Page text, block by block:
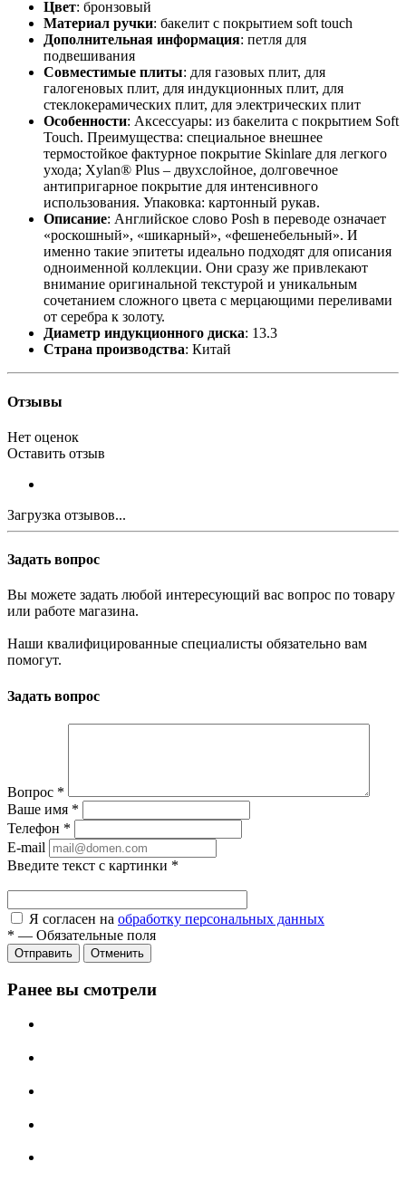
Цвет: бронзовый
Материал ручки: бакелит с покрытием soft touch
Дополнительная информация: петля для
подвешивания
Совместимые плиты: для газовых плит, для
галогеновых плит, для индукционных плит, для
стеклокерамических плит, для электрических плит
Особенности: Аксессуары: из бакелита с покрытием Soft
Touch. Преимущества: специальное внешнее
термостойкое фактурное покрытие Skinlare для легкого
ухода; Xylan® Plus – двухслойное, долговечное
антипригарное покрытие для интенсивного
использования. Упаковка: картонный рукав.
Описание: Английское слово Posh в переводе означает
«роскошный», «шикарный», «фешенебельный». И
именно такие эпитеты идеально подходят для описания
одноименной коллекции. Они сразу же привлекают
внимание оригинальной текстурой и уникальным
сочетанием сложного цвета с мерцающими переливами
от серебра к золоту.
Диаметр индукционного диска: 13.3
Страна производства: Китай
Отзывы
Нет оценок
Оставить отзыв
Загрузка отзывов...
Задать вопрос
Вы можете задать любой интересующий вас вопрос по товару
или работе магазина.
Наши квалифицированные специалисты обязательно вам
помогут.
Задать вопрос
Вопрос *
Ваше имя *
Телефон *
E-mail
Введите текст с картинки *
Я согласен на обработку персональных данных
* — Обязательные поля
Отправить Отменить
Ранее вы смотрели